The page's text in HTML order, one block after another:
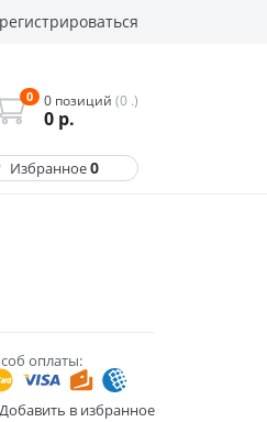
0 0 позиций (0 .)
0 р.
Избранное0
оплаты:
Добавить в избранное